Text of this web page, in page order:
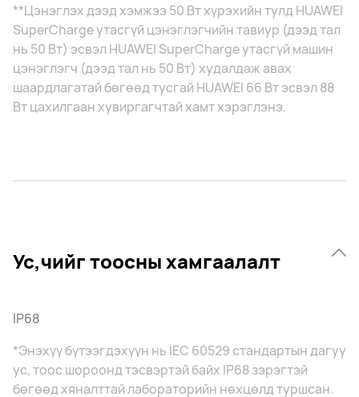
**Цэнэглэх дээд хэмжээ 50 Вт хүрэхийн тулд HUAWEI
SuperCharge утасгүй цэнэглэгчийн тавиур (дээд тал
нь 50 Вт) эсвэл HUAWEI SuperCharge утасгүй машин
цэнэглэгч (дээд тал нь 50 Вт) худалдаж авах
шаардлагатай бөгөөд тусгай HUAWEI 66 Вт эсвэл 88
Вт цахилгаан хувиргагчтай хамт хэрэглэнэ.
Ус,чийг тоосны хамгаалалт
IP68
*Энэхүү бүтээгдэхүүн нь IEC 60529 стандартын дагуу
ус, тоос шороонд тэсвэртэй байх IP68 зэрэгтэй
бөгөөд хяналттай лабораторийн нөхцөлд туршсан.